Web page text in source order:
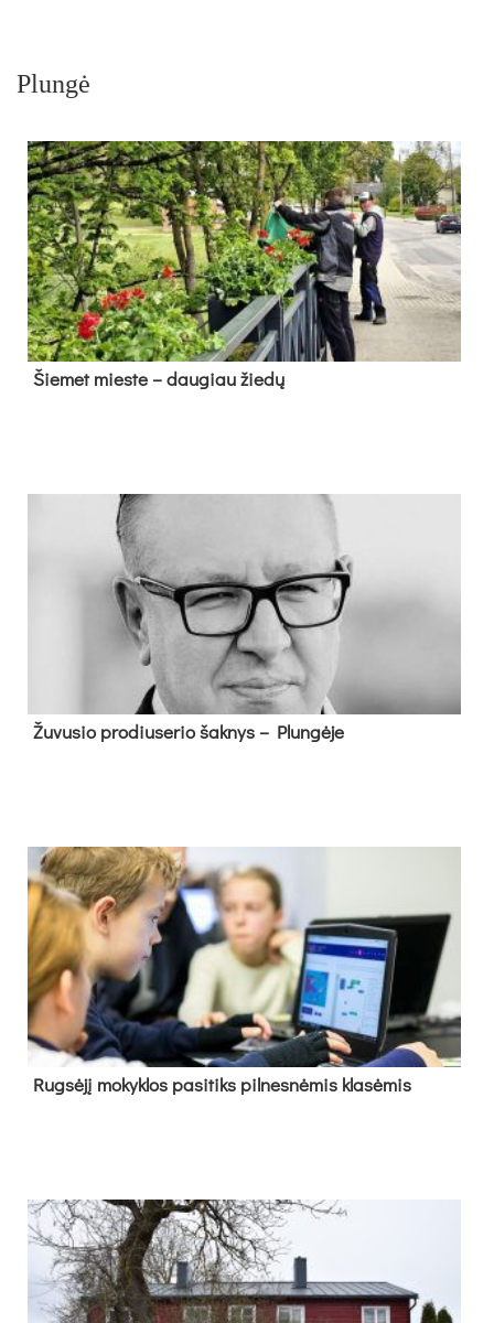
Plungė
Šie­met mies­te – dau­giau žie­dų
Žu­vu­sio pro­diu­se­rio šak­nys – Plun­gė­je
Rug­sė­jį mo­kyk­los pa­si­tiks pil­nes­nė­mis kla­sė­mis